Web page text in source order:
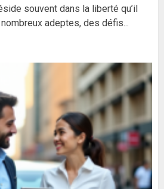
souvent dans la liberté qu’il
adeptes, des défis...